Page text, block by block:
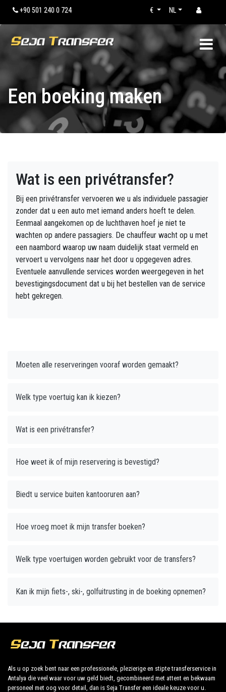
+90 501 240 0 724 NL
€
Een boeking maken
Wat is een privétransfer?
Bij een privétransfer vervoeren we u als individuele passagier
zonder dat u een auto met iemand anders hoeft te delen.
Eenmaal aangekomen op de luchthaven hoef je niet te
wachten op andere passagiers. De chauffeur wacht op u met
een naambord waarop uw naam duidelijk staat vermeld en
vervoert u vervolgens naar het door u opgegeven adres.
Eventuele aanvullende services worden weergegeven in het
bevestigingsdocument dat u bij het bestellen van de service
hebt gekregen.
Moeten alle reserveringen vooraf worden gemaakt?
Welk type voertuig kan ik kiezen?
Wat is een privétransfer?
Hoe weet ik of mijn reservering is bevestigd?
Biedt u service buiten kantooruren aan?
Hoe vroeg moet ik mijn transfer boeken?
Welk type voertuigen worden gebruikt voor de transfers?
Kan ik mijn fiets-, ski-, golfuitrusting in de boeking opnemen?
Als u op zoek bent naar een professionele, plezierige en stipte transferservice in
Antalya die veel waar voor uw geld biedt, gecombineerd met attent en bekwaam
personeel met oog voor detail, dan is Seja Transfer een ideale keuze voor u.